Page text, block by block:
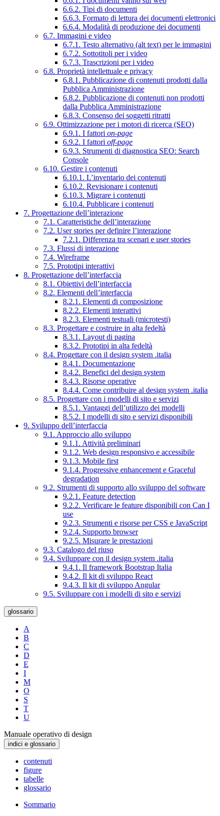
6.6.2. Tipi di documenti
6.6.3. Formato di lettura dei documenti elettronici
6.6.4. Modalità di produzione dei documenti
6.7. Immagini e video
6.7.1. Testo alternativo (alt text) per le immagini
6.7.2. Sottotitoli per i video
6.7.3. Trascrizioni per i video
6.8. Proprietà intellettuale e privacy
6.8.1. Pubblicazione di contenuti prodotti dalla
Pubblica Amministrazione
6.8.2. Pubblicazione di contenuti non prodotti
dalla Pubblica Amministrazione
6.8.3. Consenso dei soggetti ritratti
6.9. Ottimizzazione per i motori di ricerca (SEO)
6.9.1. I fattori on-page
6.9.2. I fattori off-page
6.9.3. Strumenti di diagnostica SEO: Search
Console
6.10. Gestire i contenuti
6.10.1. L’inventario dei contenuti
6.10.2. Revisionare i contenuti
6.10.3. Migrare i contenuti
6.10.4. Pubblicare i contenuti
7. Progettazione dell’interazione
7.1. Caratteristiche dell’interazione
7.2. User stories per definire l’interazione
7.2.1. Differenza tra scenari e user stories
7.3. Flussi di interazione
7.4. Wireframe
7.5. Prototipi interattivi
8. Progettazione dell’interfaccia
8.1. Obiettivi dell’interfaccia
8.2. Elementi dell’interfaccia
8.2.1. Elementi di composizione
8.2.2. Elementi interattivi
8.2.3. Elementi testuali (microtesti)
8.3. Progettare e costruire in alta fedeltà
8.3.1. Layout di pagina
8.3.2. Prototipi in alta fedeltà
8.4. Progettare con il design system .italia
8.4.1. Documentazione
8.4.2. Benefici del design system
8.4.3. Risorse operative
8.4.4. Come contribuire al design system .italia
8.5. Progettare con i modelli di sito e servizi
8.5.1. Vantaggi dell’utilizzo dei modelli
8.5.2. I modelli di sito e servizi disponibili
9. Sviluppo dell’interfaccia
9.1. Approccio allo sviluppo
9.1.1. Attività preliminari
9.1.2. Web design responsivo e accessibile
9.1.3. Mobile first
9.1.4. Progressive enhancement e Graceful
degradation
9.2. Strumenti di supporto allo sviluppo del software
9.2.1. Feature detection
9.2.2. Verificare le feature disponibili con Can I
use
9.2.3. Strumenti e risorse per CSS e JavaScript
9.2.4. Supporto browser
9.2.5. Misurare le prestazioni
9.3. Catalogo del riuso
9.4. Sviluppare con il design system .italia
9.4.1. Il framework Bootstrap Italia
9.4.2. Il kit di sviluppo React
9.4.3. Il kit di sviluppo Angular
9.5. Sviluppare con i modelli di sito e servizi
glossario
A
B
C
D
E
I
M
O
S
T
U
Manuale operativo di design
indici e glossario
contenuti
figure
tabelle
glossario
Sommario